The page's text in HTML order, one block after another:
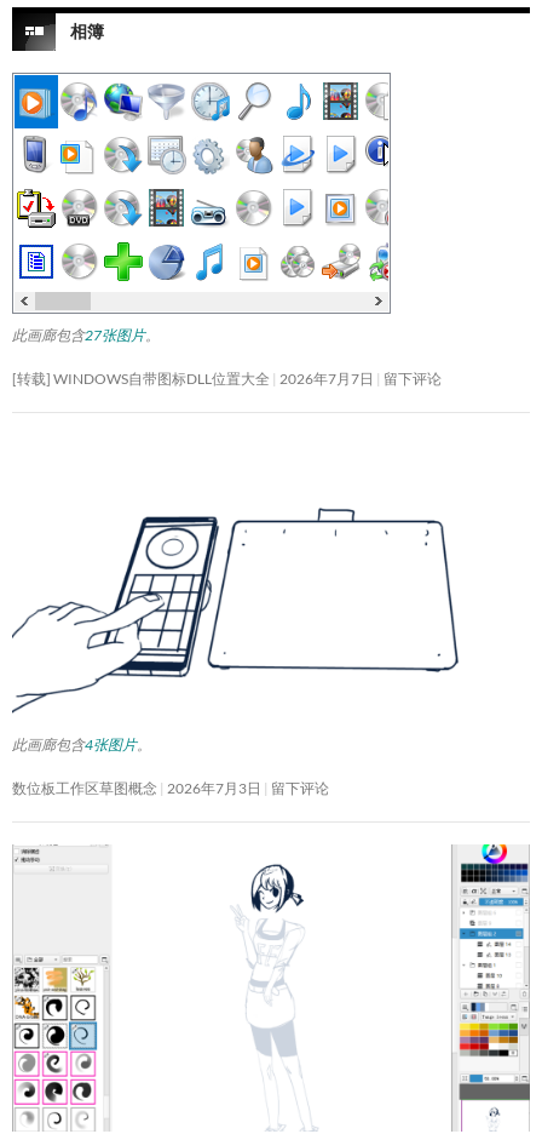
相簿
此画廊包含27张图片。
[转载] WINDOWS自带图标DLL位置大全 2026年7月7日 留下评论
此画廊包含4张图片。
数位板工作区草图概念 2026年7月3日 留下评论